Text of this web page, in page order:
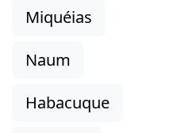
Miquéias
Naum
Habacuque